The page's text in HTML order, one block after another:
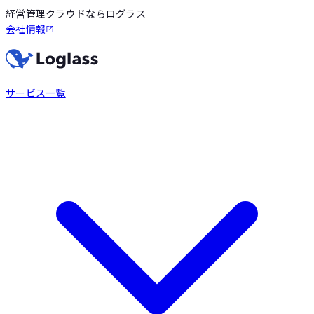
経営管理クラウドならログラス
会社情報
サービス一覧